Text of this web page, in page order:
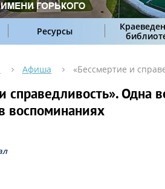
Ресурсы
Афиша «Бессмертие и
справедливость». Одна
воспоминаниях